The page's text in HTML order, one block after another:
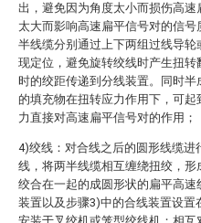
出，避免因为角度太小而损伤高
太大而影响高速扁平信号对的信
半线缆分别通过上下两组过线导轮
现定位，避免旋转绞线时产生扭
时的绞距传递到分线装置。同时
的填充物在扭转应力作用下，可
力直接对高速扁平信号对的作用；
4)绞线：对合线之后的圆形线缆进
线，将两半线缆相互缠绕扭绞，形
绞合在一起的成圆形状的扁平高
装置以及步骤3)中的合线装置设置